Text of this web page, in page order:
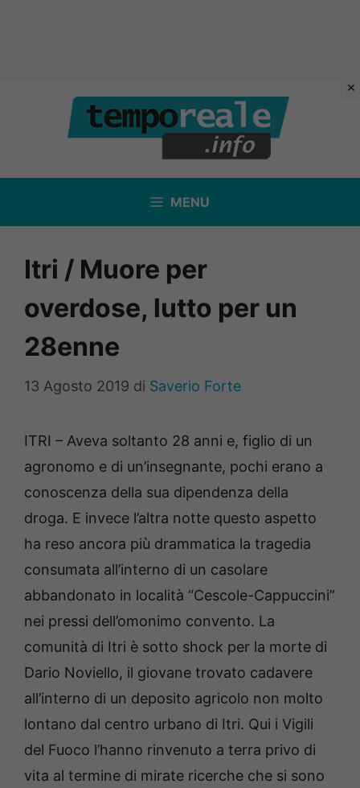
contenuto
MENU
Itri / Muore per
overdose, lutto per un
28enne
13 Agosto 2019 di Saverio Forte
ITRI – Aveva soltanto 28 anni e, figlio di un
agronomo e di un’insegnante, pochi erano a
conoscenza della sua dipendenza della
droga. E invece l’altra notte questo aspetto
ha reso ancora più drammatica la tragedia
consumata all’interno di un casolare
abbandonato in località “Cescole-Cappuccini”
nei pressi dell’omonimo convento. La
comunità di Itri è sotto shock per la morte di
Dario Noviello, il giovane trovato cadavere
all’interno di un deposito agricolo non molto
lontano dal centro urbano di Itri. Qui i Vigili
del Fuoco l’hanno rinvenuto a terra privo di
vita al termine di mirate ricerche che si sono